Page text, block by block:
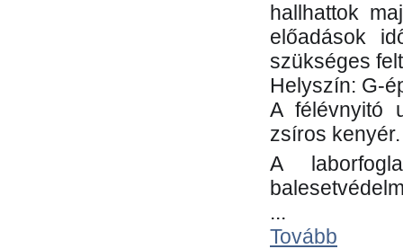
hallhattok
előadások
szükséges
Helyszín: G-
A félévnyitó
zsíros kenyér.
A
...
Tovább